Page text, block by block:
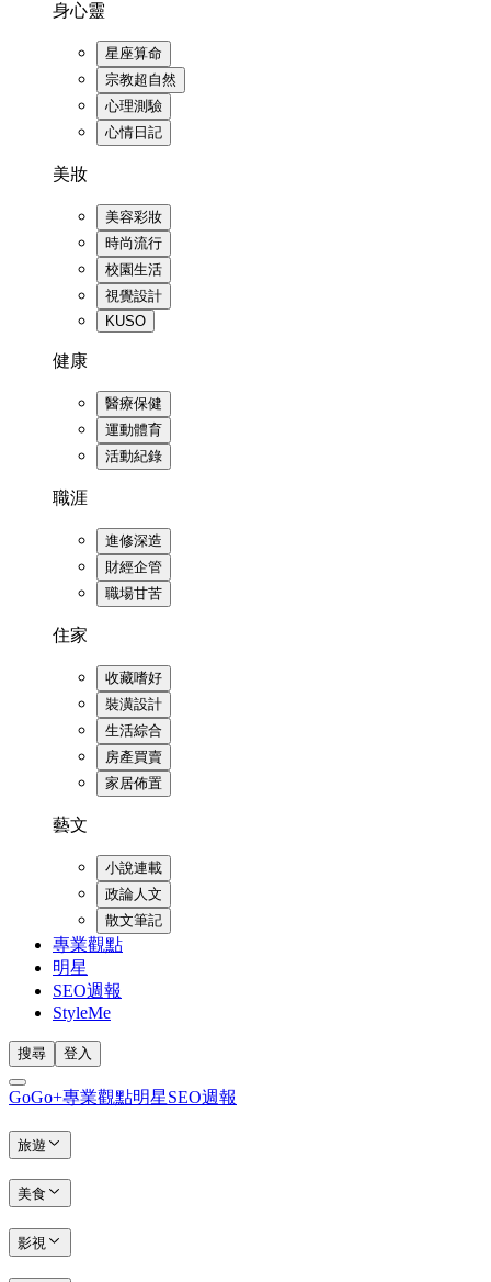
身心靈
星座算命
宗教超自然
心理測驗
心情日記
美妝
美容彩妝
時尚流行
校園生活
視覺設計
KUSO
健康
醫療保健
運動體育
活動紀錄
職涯
進修深造
財經企管
職場甘苦
住家
收藏嗜好
裝潢設計
生活綜合
房產買賣
家居佈置
藝文
小說連載
政論人文
散文筆記
專業觀點
明星
SEO週報
StyleMe
搜尋 登入
GoGo+專業觀點明星SEO週報
旅遊
美食
影視